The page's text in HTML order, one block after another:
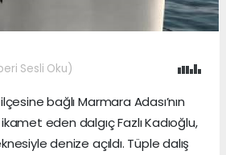
Sesli Oku)
bağlı Marmara Adası’nın
eden dalgıç Fazlı Kadıoğlu,
denize açıldı. Tüple dalış